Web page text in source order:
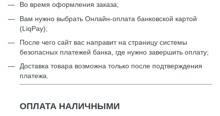
Во время оформления заказа;
Вам нужно выбрать Онлайн-оплата банковской картой
(LiqPay);
После чего сайт вас направит на страницу системы
безопасных платежей банка, где нужно завершить оплату;
Доставка товара возможна только после подтверждения
платежа.
ОПЛАТА НАЛИЧНЫМИ